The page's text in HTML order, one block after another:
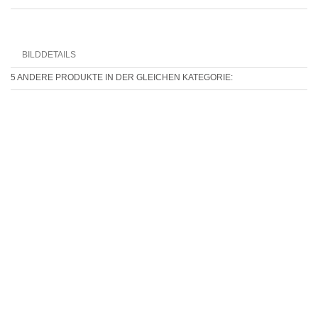
BILDDETAILS
5 ANDERE PRODUKTE IN DER GLEICHEN KATEGORIE: